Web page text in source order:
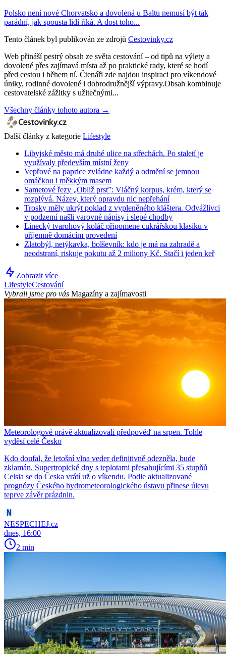
Polsko není nové Chorvatsko a dovolená u Baltu nemusí být tak
parádní, jak spousta lidí říká. A dost toho...
Tento článek byl publikován ze zdrojů Cestovinky.cz
Web přináší pestrý obsah ze světa cestování – od tipů na výlety a
dovolené přes zajímavá místa až po praktické rady, které se hodí
před cestou i během ní. Čtenáři zde najdou inspiraci pro víkendové
úniky, rodinné dovolené i dobrodružnější výpravy.Obsah kombinuje
cestovatelské zážitky s užitečnými...
Všechny články tohoto autora →
Další články z kategorie Lifestyle
Libyjské město má druhé ulice na střechách. Po staletí je
využívaly především místní ženy
Vepřové na paprice zvládne každý a odmění se jemnou
omáčkou i měkkým masem
Sametové řezy „Obliž prst”: Vláčný korpus, krém, který se
rozplývá. Název, který opravdu nic nepřehání
Trosky měly ukrýt poklad z vypleněného kláštera. Odvážlivci
v podzemí našli varovné nápisy i slepé chodby
Linecký tvarohový koláč připomene cukrářskou klasiku v
příjemně domácím provedení
Zlatobýl, netýkavka, bolševník: kdo je má na zahradě a
neodstraní, riskuje pokutu až 2 miliony Kč. Stačí i jeden keř
Zobrazit více
LifestyleCestování
Vybrali jsme pro vás Magazíny a zajímavosti
Meteorologové právě aktualizovali předpověď na srpen. Tohle
vyděsí celé Česko
Kdo doufal, že letošní vlna veder definitivně odezněla, bude
zklamán. Supertropické dny s teplotami přesahujícími 35 stupňů
Celsia se do Česka vrátí už o víkendu. Podle aktualizované
prognózy Českého hydrometeorologického ústavu přinese úlevu
teprve závěr prázdnin.
NESPECHEJ.cz
dnes, 16:00
2 min